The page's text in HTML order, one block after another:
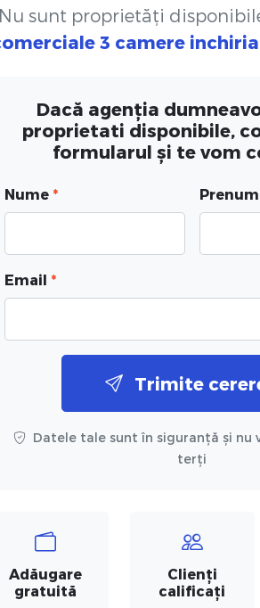
Nu sunt proprietăți
3 camere
Dacă agenția
proprietati disponibile,
formularul și te vom
Nume *
Email *
Trimite
Datele tale sunt în siguranță și nu
terți
Adăugare
gratuită
Clienți
calificați